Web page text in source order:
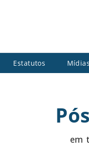
Estatutos Mídias
em